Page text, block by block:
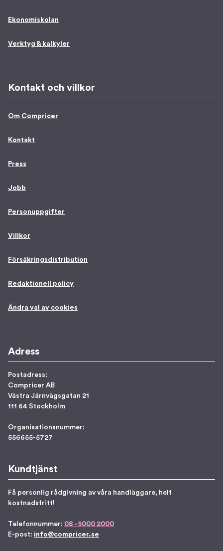
Ekonomiskolan
Verktyg & kalkyler
Kontakt och villkor
Om Compricer
Kontakt
Press
Jobb
Personuppgifter
Villkor
Försäkringsdistribution
Redaktionell policy
Ändra val av cookies
Adress
Postadress:
Compricer AB
Västra Järnvägsgatan 21
111 64 Stockholm
Organisationsnummer:
556655-5727
Kundtjänst
Få personlig rådgivning av våra handläggare, helt
kostnadsfritt!
Telefonnummer: 08 - 5000 2000
E-post: info@compricer.se